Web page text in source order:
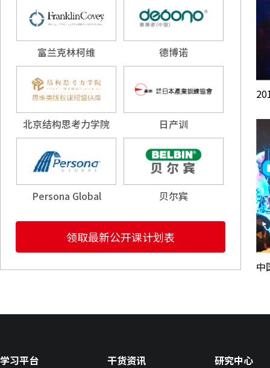
富兰克林柯维 德博诺
北京结构思考力学院 日产训
Persona Global 贝尔宾
领取最新公开课计划表
中
学习平台 干货资讯 研究中心